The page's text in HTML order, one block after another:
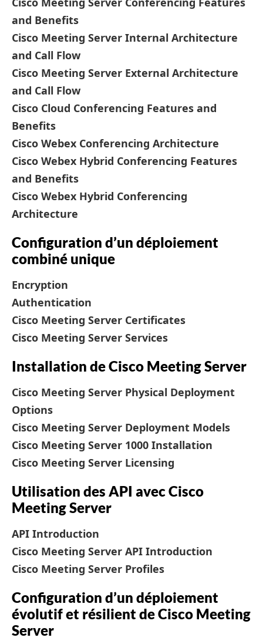
and Benefits
Cisco Meeting Server Internal Architecture
and Call Flow
Cisco Meeting Server External Architecture
and Call Flow
Cisco Cloud Conferencing Features and
Benefits
Cisco Webex Conferencing Architecture
Cisco Webex Hybrid Conferencing Features
and Benefits
Cisco Webex Hybrid Conferencing
Architecture
Configuration d’un déploiement
combiné unique
Encryption
Authentication
Cisco Meeting Server Certificates
Cisco Meeting Server Services
Installation de Cisco Meeting Server
Cisco Meeting Server Physical Deployment
Options
Cisco Meeting Server Deployment Models
Cisco Meeting Server 1000 Installation
Cisco Meeting Server Licensing
Utilisation des API avec Cisco
Meeting Server
API Introduction
Cisco Meeting Server API Introduction
Cisco Meeting Server Profiles
Configuration d’un déploiement
évolutif et résilient de Cisco Meeting
Server